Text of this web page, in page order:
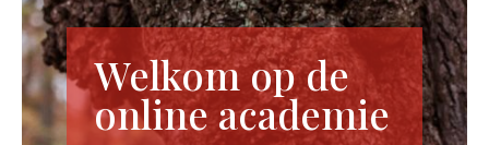
Welkom op de
online academie